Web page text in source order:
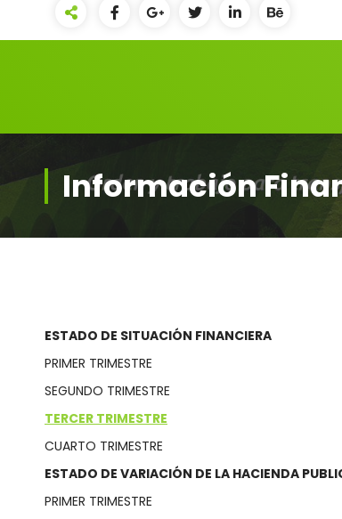
Información
ESTADO DE SITUACIÓN FINANCIERA
PRIMER TRIMESTRE
SEGUNDO TRIMESTRE
TERCER TRIMESTRE
CUARTO TRIMESTRE
ESTADO DE VARIACIÓN DE LA HACIENDA
PRIMER TRIMESTRE